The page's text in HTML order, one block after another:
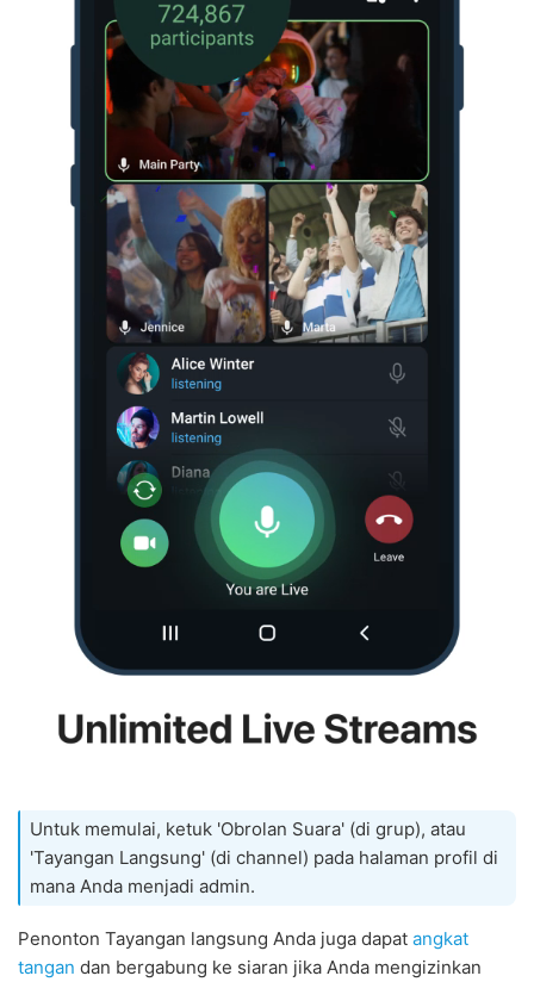
Untuk memulai, ketuk 'Obrolan Suara' (di grup), atau
'Tayangan Langsung' (di channel) pada halaman profil di
mana Anda menjadi admin.
Penonton Tayangan langsung Anda juga dapat angkat
tangan dan bergabung ke siaran jika Anda mengizinkan